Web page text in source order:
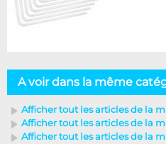
A voir dans la même
Afficher tout les articles de la
Afficher tout les articles de la
Afficher tout les articles de la